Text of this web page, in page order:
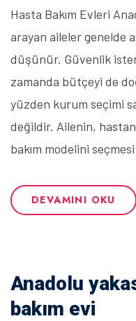
Hasta Bakım Evleri
arayan aileler genelde
düşünür. Güvenlik
zamanda bütçeyi de
yüzden kurum seçimi
değildir. Ailenin,
bakım modelini
DEVAMINI OKU
Anadolu
bakım evi